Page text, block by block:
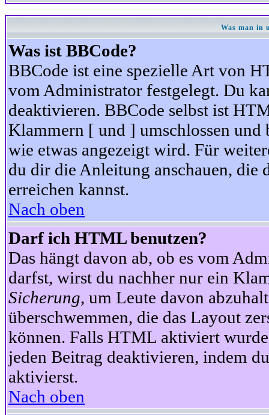
Was man in
Was ist BBCode?
BBCode ist eine spezielle Art von
vom Administrator festgelegt. Du
deaktivieren. BBCode selbst ist
Klammern [ und ] umschlossen
wie etwas angezeigt wird. Für
du dir die Anleitung anschauen, die
erreichen kannst.
Nach oben
Darf ich HTML benutzen?
Das hängt davon ab, ob es vom
darfst, wirst du nachher nur ein
Sicherung, um Leute davon
überschwemmen, die das Layout
können. Falls HTML aktiviert
jeden Beitrag deaktivieren, indem
aktivierst.
Nach oben